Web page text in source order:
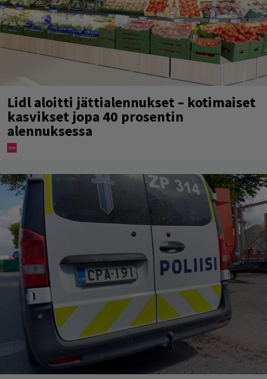
Lidl aloitti jättialennukset – kotimaiset
kasvikset jopa 40 prosentin
alennuksessa